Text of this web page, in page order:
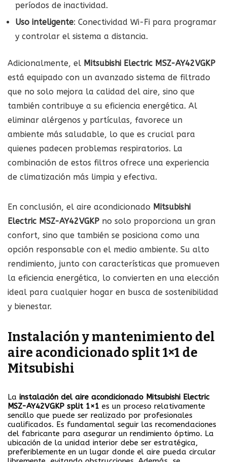
períodos de inactividad.
Uso inteligente: Conectividad Wi-Fi para programar
y controlar el sistema a distancia.
Adicionalmente, el Mitsubishi Electric MSZ-AY42VGKP
está equipado con un avanzado sistema de filtrado
que no solo mejora la calidad del aire, sino que
también contribuye a su eficiencia energética. Al
eliminar alérgenos y partículas, favorece un
ambiente más saludable, lo que es crucial para
quienes padecen problemas respiratorios. La
combinación de estos filtros ofrece una experiencia
de climatización más limpia y efectiva.
En conclusión, el aire acondicionado Mitsubishi
Electric MSZ-AY42VGKP no solo proporciona un gran
confort, sino que también se posiciona como una
opción responsable con el medio ambiente. Su alto
rendimiento, junto con características que promueven
la eficiencia energética, lo convierten en una elección
ideal para cualquier hogar en busca de sostenibilidad
y bienestar.
Instalación y mantenimiento del
aire acondicionado split 1×1 de
Mitsubishi
La instalación del aire acondicionado Mitsubishi Electric
MSZ-AY42VGKP split 1×1 es un proceso relativamente
sencillo que puede ser realizado por profesionales
cualificados. Es fundamental seguir las recomendaciones
del fabricante para asegurar un rendimiento óptimo. La
ubicación de la unidad interior debe ser estratégica,
preferiblemente en un lugar donde el aire pueda circular